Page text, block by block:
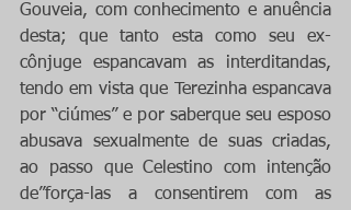
Gouveia, com conhecimento e anuência
desta; que tanto esta como seu ex-
cônjuge espancavam as interditandas,
tendo em vista que Terezinha espancava
por “ciúmes” e por saberque seu esposo
abusava sexualmente de suas criadas,
ao passo que Celestino com intenção
de”força-las a consentirem com as